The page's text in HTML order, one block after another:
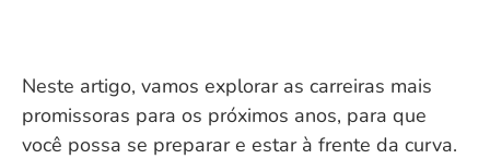
Neste artigo, vamos explorar as carreiras mais
promissoras para os próximos anos, para que
você possa se preparar e estar à frente da curva.